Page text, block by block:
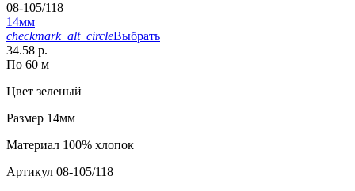
08-105/118
14мм
checkmark_alt_circleВыбрать
34.58 р.
По 60 м
Цвет зеленый
Размер 14мм
Материал 100% хлопок
Артикул 08-105/118